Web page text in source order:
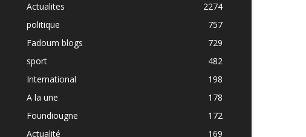
Actualites
2274
politique
757
Fadoum blogs
729
sport
482
International
198
A la une
178
Foundiougne
172
Actualité
169